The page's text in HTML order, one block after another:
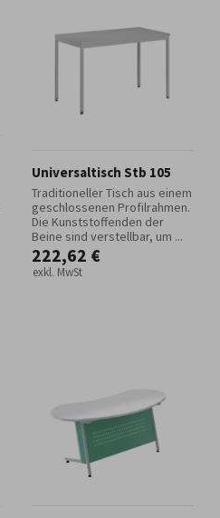
Universaltisch Stb 105
Traditioneller Tisch aus einem
geschlossenen Profilrahmen.
Die Kunststoffenden der
Beine sind verstellbar, um ...
222,62 €
exkl. MwSt